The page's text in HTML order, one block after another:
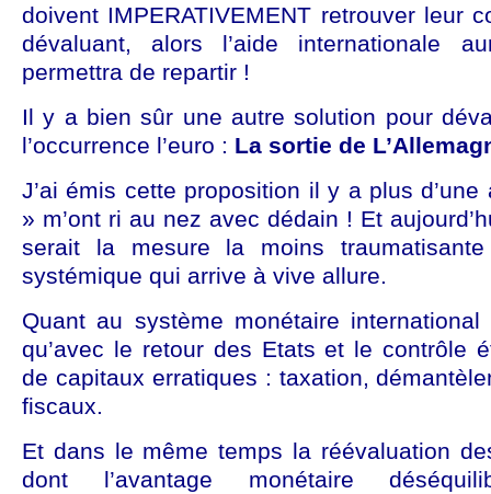
doivent IMPERATIVEMENT retrouver leur
dévaluant, alors l’aide internationale
permettra de repartir !
Il y a bien sûr une autre solution pour
l’occurrence l’euro : La sortie de
J’ai émis cette proposition il y a plus
» m’ont ri au nez avec dédain ! Et
serait la mesure la moins
systémique qui arrive à vive allure.
Quant au système monétaire
qu’avec le retour des Etats et le contrôle
de capitaux erratiques : taxation,
fiscaux.
Et dans le même temps la réévaluation
dont l’avantage monétaire